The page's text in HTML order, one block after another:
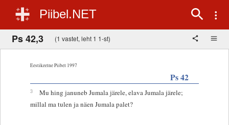
Piibel.NET
Ps 42,3 (1 vastet, leht 1 1-st)
Eestikeelne Piibel 1997
Ps 42
3
Mu hing januneb Jumala järele, elava Jumala järele;
millal ma tulen ja näen Jumala palet?